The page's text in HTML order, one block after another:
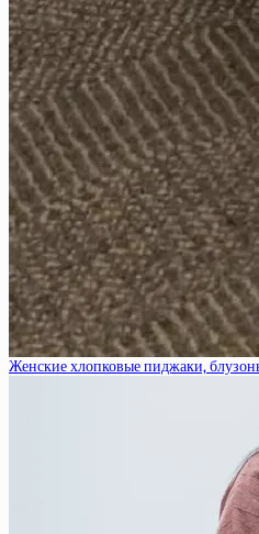
Женские хлопковые пиджаки,